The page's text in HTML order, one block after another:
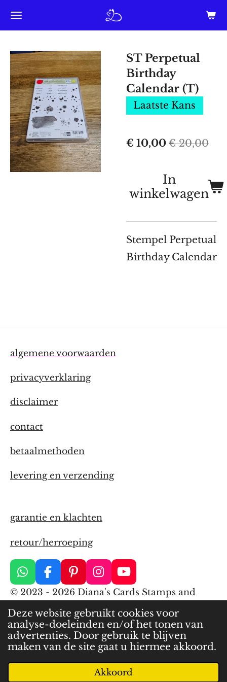
Deze website gebruikt cookies voor
analyse-doeleinden en/of het tonen van
advertenties. Door gebruik te blijven
maken van de site gaat u hiermee akkoord.
Akkoord
Ga
direct
de
hoofdinhoud
ST Perpetual
Birthday
Calendar (T)
Laatste Kans
€ 10,00 € 20,00
In
winkelwagen
Stempel Perpetual
Birthday Calendar
algemene voorwaarden
privacyverklaring
disclaimer
contact
betaalmethoden
levering en verzending
garantie en klachten
retour/herroeping
W
h
a
t
s
A
p
F
a
c
e
b
o
o
P
i
n
t
e
r
e
t
I
n
s
t
a
g
r
a
m
Y
o
u
T
u
b
e
© 2023 - 2026 Diana's Cards Stamps and
More
Powered by JouwWeb
Telefoonnummer